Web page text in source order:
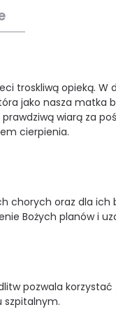
troskliwą opieką. W
jako nasza matka
wiarą za
cierpienia.
chorych oraz dla
Bożych planów i
pozwala
szpitalnym.